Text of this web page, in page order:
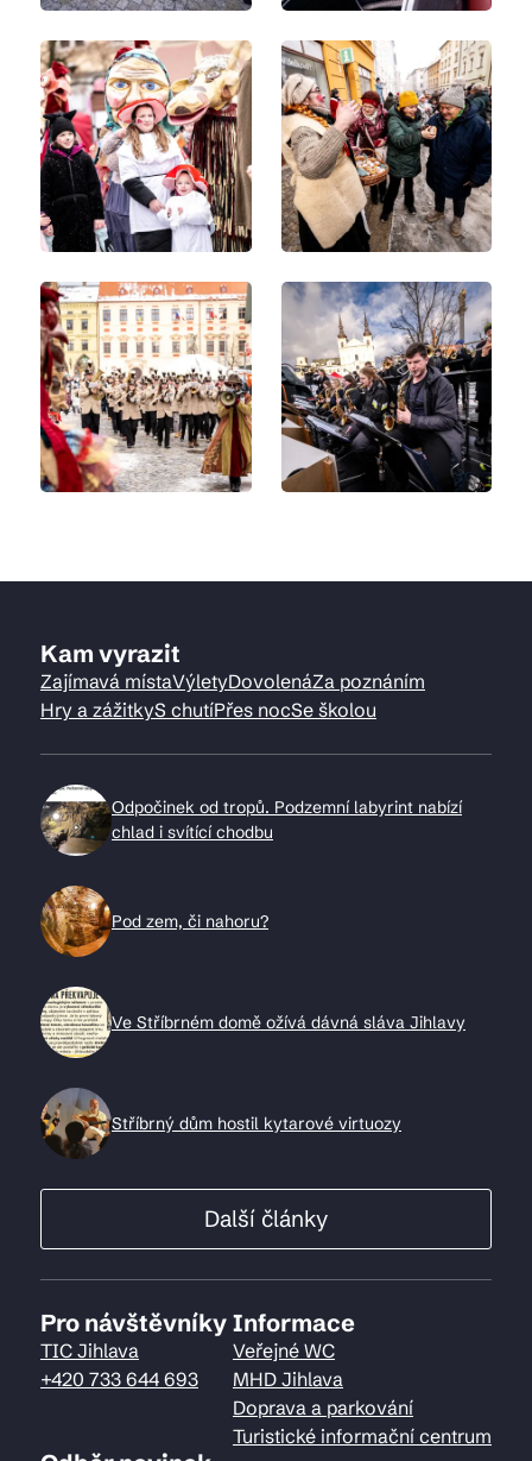
Kam vyrazit
Zajímavá místaVýletyDovolenáZa poznáním
Hry a zážitkyS chutíPřes nocSe školou
Odpočinek od tropů. Podzemní labyrint nabízí
chlad i svítící chodbu
Pod zem, či nahoru?
Ve Stříbrném domě ožívá dávná sláva Jihlavy
Stříbrný dům hostil kytarové virtuozy
Další články
Pro návštěvníky
TIC Jihlava
+420 733 644 693
Informace
Veřejné WC
MHD Jihlava
Doprava a parkování
Turistické informační centrum